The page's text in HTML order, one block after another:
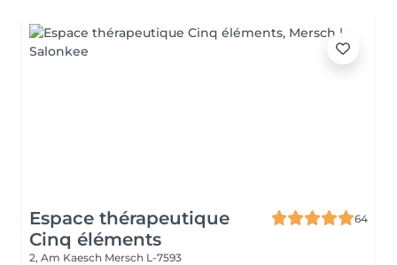
Espace thérapeutique
Cinq éléments
64
2, Am Kaesch Mersch L-7593